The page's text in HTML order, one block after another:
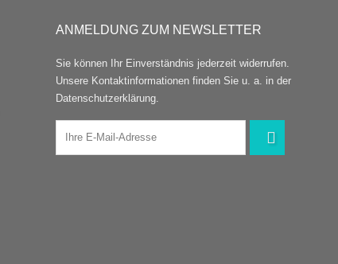
ANMELDUNG ZUM NEWSLETTER
Sie können Ihr Einverständnis jederzeit widerrufen.
Unsere Kontaktinformationen finden Sie u. a. in der
Datenschutzerklärung.